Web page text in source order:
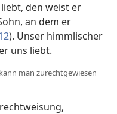
den weist er
an dem er
). Unser himmlischer
uns liebt.
man zurechtgewiesen